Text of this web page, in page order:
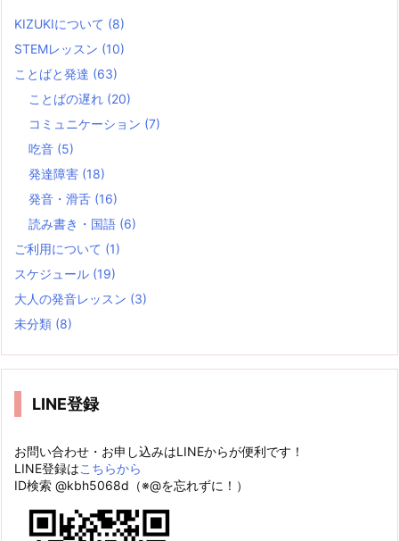
KIZUKIについて (8)
STEMレッスン (10)
ことばと発達 (63)
ことばの遅れ (20)
コミュニケーション (7)
吃音 (5)
発達障害 (18)
発音・滑舌 (16)
読み書き・国語 (6)
ご利用について (1)
スケジュール (19)
大人の発音レッスン (3)
未分類 (8)
LINE登録
お問い合わせ・お申し込みはLINEからが便利です！
LINE登録はこちらから
ID検索 @kbh5068d（※@を忘れずに！）